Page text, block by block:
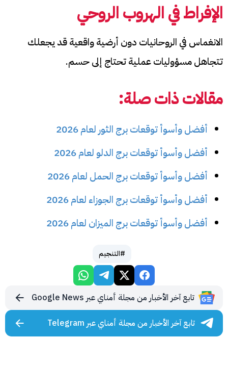
الإفراط في الهروب الروحي
الانغماس في الروحانيات دون أرضية واقعية قد يجعلك
تتجاهل مسؤوليات عملية تحتاج إلى حسم.
مقالات ذات صلة:
أفضل وأسوأ توقعات برج الثور لعام 2026
أفضل وأسوأ توقعات برج الدلو لعام 2026
أفضل وأسوأ توقعات برج الحمل لعام 2026
أفضل وأسوأ توقعات برج الجوزاء لعام 2026
أفضل وأسوأ توقعات برج الميزان لعام 2026
#التنجيم
تابع آخر الأخبار من مجلة أمناي عبر Google News
تابع آخر الأخبار من مجلة أمناي عبر Telegram